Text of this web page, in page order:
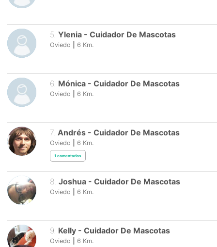
5 Ylenia - Cuidador De Mascotas
Oviedo 6 Km.
6 Mónica - Cuidador De Mascotas
Oviedo 6 Km.
7. Andrés - Cuidador De Mascotas
Oviedo 6 Km.
1 comentarios
8. Joshua - Cuidador De Mascotas
Oviedo 6 Km.
9. Kelly - Cuidador De Mascotas
Oviedo 6 Km.